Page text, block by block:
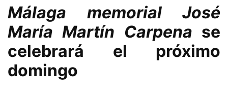
Málaga memorial José
María Martín Carpena se
celebrará el próximo
domingo